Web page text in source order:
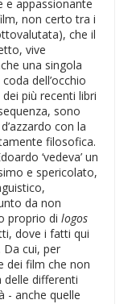
e appassionante
non certo tra i
che il
vive
una singola
dell’occhio
più recenti libri
sono
con la
filosofica.
‘vedeva’ un
e spericolato,
da non
proprio dilogos
dove i fatti qui
Da cui, per
dei film che non
delle differenti
- anche quelle